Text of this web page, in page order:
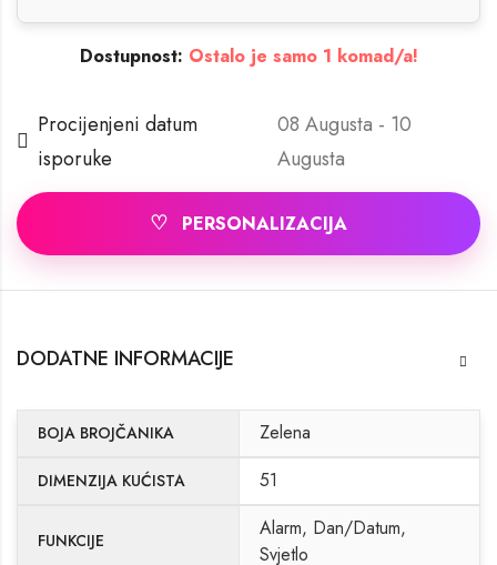
Dostupnost: Ostalo je samo 1 komad/a!
Procijenjeni datum
isporuke
08 Augusta - 10
Augusta
♡ PERSONALIZACIJA
DODATNE INFORMACIJE
BOJA BROJČANIKA Zelena
DIMENZIJA KUĆISTA 51
FUNKCIJE
Alarm, Dan/Datum,
Svjetlo